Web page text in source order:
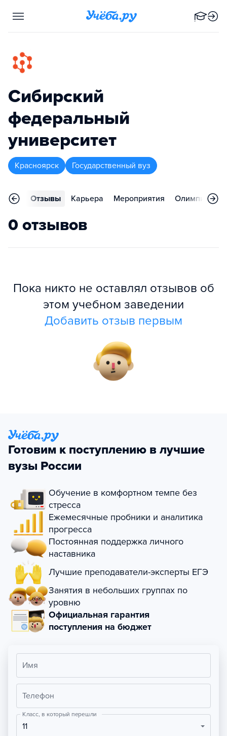
Сибирский
федеральный
университет
Красноярск Государственный вуз
Отзывы Карьера Мероприятия Олимпиады
0 отзывов
Пока никто не оставлял отзывов об
этом учебном заведении
Добавить отзыв первым
Готовим к поступлению в лучшие
вузы России
Обучение в комфортном темпе без
стресса
Ежемесячные пробники и аналитика
прогресса
Постоянная поддержка личного
наставника
Лучшие преподаватели-эксперты ЕГЭ
Занятия в небольших группах по
уровню
Официальная гарантия
поступления на бюджет
Имя
Телефон
Класс, в который перешли
11